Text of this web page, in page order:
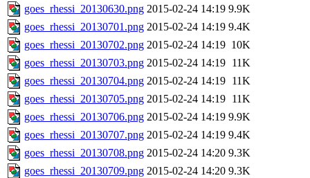
goes_rhessi_20130630.png 2015-02-24 14:19 9.9K
goes_rhessi_20130701.png 2015-02-24 14:19 9.4K
goes_rhessi_20130702.png 2015-02-24 14:19 10K
goes_rhessi_20130703.png 2015-02-24 14:19 11K
goes_rhessi_20130704.png 2015-02-24 14:19 11K
goes_rhessi_20130705.png 2015-02-24 14:19 11K
goes_rhessi_20130706.png 2015-02-24 14:19 9.9K
goes_rhessi_20130707.png 2015-02-24 14:19 9.4K
goes_rhessi_20130708.png 2015-02-24 14:20 9.3K
goes_rhessi_20130709.png 2015-02-24 14:20 9.3K